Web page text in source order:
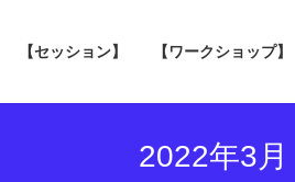
【セッション】 【ワークショップ】
2022年3月